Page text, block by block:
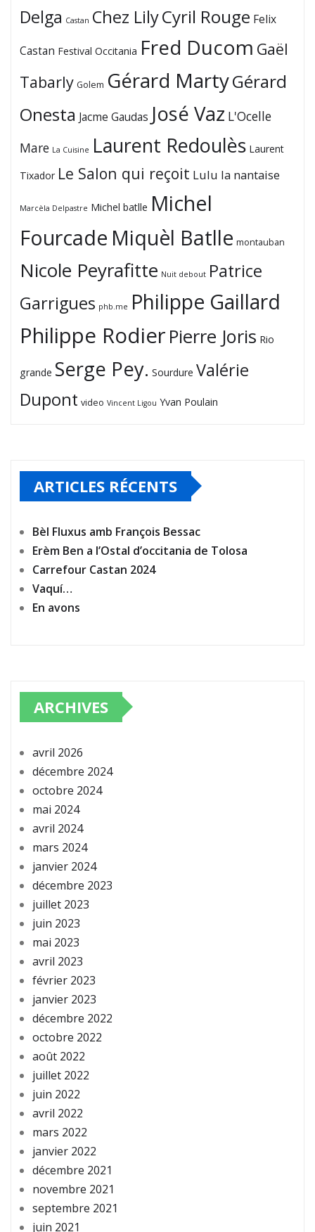
Delga Castan Chez LilyCyril Rouge Felix
Castan Festival Occitania Fred Ducom Gaël
Tabarly Golem Gérard MartyGérard
Onesta Jacme Gaudas José Vaz L'Ocelle
Mare La Cuisine Laurent Redoulès Laurent
Tixador Le Salon qui reçoit Lulu la nantaise
Marcèla Delpastre Michel batlle Michel
Fourcade Miquèl Batlle montauban
Nicole Peyrafitte Nuit debout Patrice
Garrigues phb.me Philippe Gaillard
Philippe Rodier Pierre Joris Rio
grande Serge Pey. Sourdure Valérie
Dupont video Vincent Ligou Yvan Poulain
ARTICLES RÉCENTS
Bèl Fluxus amb François Bessac
Erèm Ben a l’Ostal d’occitania de Tolosa
Carrefour Castan 2024
Vaquí…
En avons
ARCHIVES
avril 2026
décembre 2024
octobre 2024
mai 2024
avril 2024
mars 2024
janvier 2024
décembre 2023
juillet 2023
juin 2023
mai 2023
avril 2023
février 2023
janvier 2023
décembre 2022
octobre 2022
août 2022
juillet 2022
juin 2022
avril 2022
mars 2022
janvier 2022
décembre 2021
novembre 2021
septembre 2021
juin 2021